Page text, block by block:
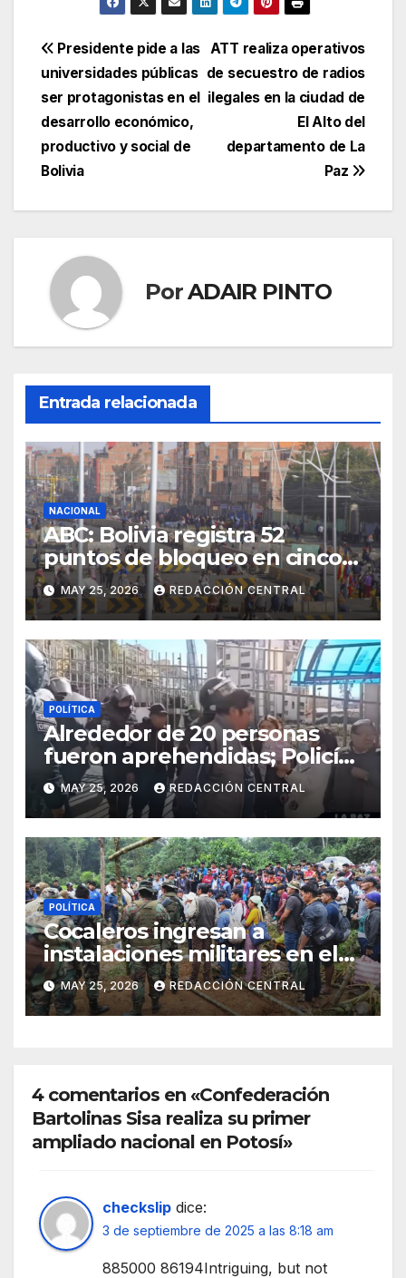
Navegación
de
entradas
ATT realiza operativos
de secuestro de radios
ilegales en la ciudad de
El Alto del
departamento de La
Paz
Presidente pide a las
universidades públicas
ser protagonistas en el
desarrollo económico,
productivo y social de
Bolivia
PorADAIR PINTO
Entrada relacionada
NACIONAL
ABC: Bolivia registra 52
puntos de bloqueo en cinco
departamentos
MAY 25, 2026 REDACCIÓN CENTRAL
POLÍTICA
Alrededor de 20 personas
fueron aprehendidas; Policía
gasifica e impide ingreso de
manifestantes a plaza Murillo
MAY 25, 2026 REDACCIÓN CENTRAL
POLÍTICA
Cocaleros ingresan a
instalaciones militares en el
Trópico: “No aceptaremos un
estado de sitio”
MAY 25, 2026 REDACCIÓN CENTRAL
4 comentarios en «Confederación
Bartolinas Sisa realiza su primer
ampliado nacional en Potosí»
checkslip dice:
3 de septiembre de 2025 a las 8:18 am
885000 86194Intriguing, but not